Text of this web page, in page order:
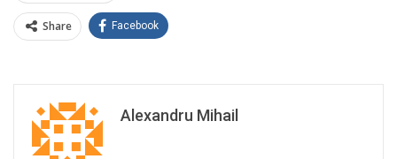
Share Facebook
Alexandru Mihail